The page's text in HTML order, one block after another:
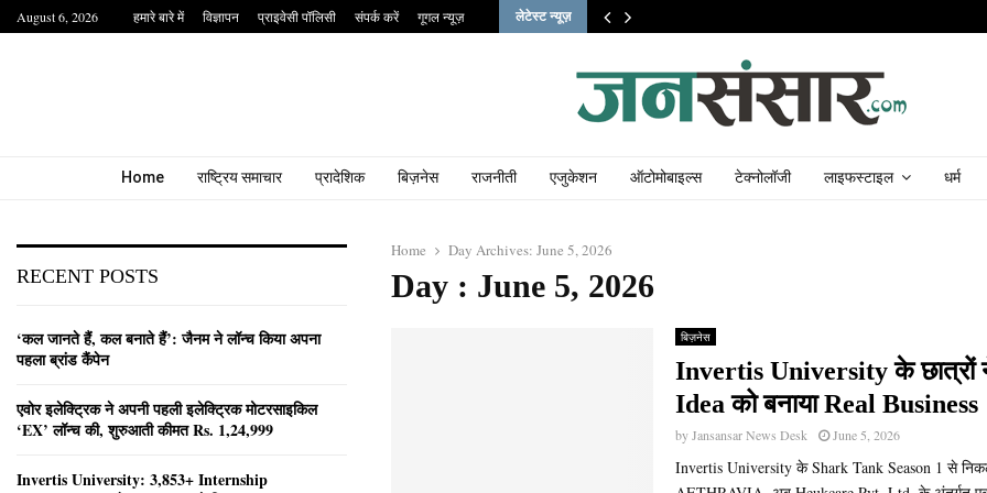
August 6, 2026 हमारे बारे में विज्ञापन प्राइवेसी पॉलिसी संपर्क करें गूगल न्यूज़ लेटेस्ट न्यूज़
Home राष्ट्रिय समाचार प्रादेशिक बिज़नेस राजनीती एजुकेशन ऑटोमोबाइल्स टेक्नोलॉजी लाइफस्टाइल धर्म
Home Day Archives: June 5, 2026
Day : June 5, 2026
बिज़नेस
Invertis University के छात्रों
Idea को बनाया Real Business
byJansansar News Desk June 5, 2026
Invertis University के Shark Tank Season 1 से
RECENT POSTS
‘कल जानते हैं, कल बनाते हैं’: जैनम ने लॉन्च किया अपना
पहला ब्रांड कैंपेन
एवोर इलेक्ट्रिक ने अपनी पहली इलेक्ट्रिक मोटरसाइकिल
‘EX’ लॉन्च की, शुरुआती कीमत Rs. 1,24,999
Invertis University: 3,853+ Internship